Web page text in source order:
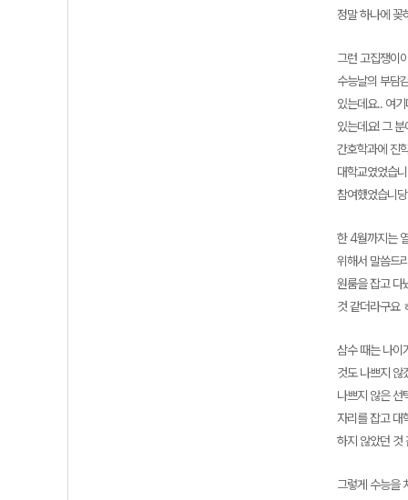
정말 하나에 꽂
그런 고집쟁이
수능날의 부담
있는데요.. 여
있는데요! 그
간호학과에 진
대학교였었습
참여했었습니
한 4월까지는
위해서 말씀드
원룸을 잡고 다
것 같더라구요
삼수 때는 나이
것도 나쁘지 않
나쁘지 않은 선
자리를 잡고 대
하지 않았던 것
그렇게 수능을